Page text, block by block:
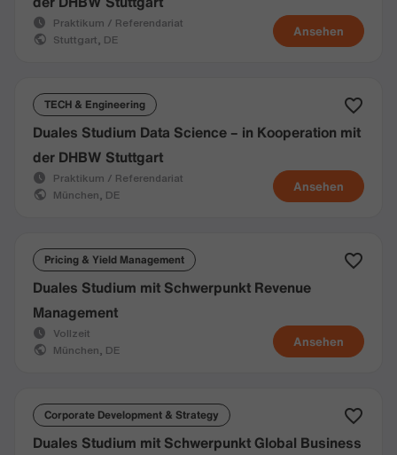
Ansehen
Praktikum / Referendariat
Stuttgart, DE
TECH & Engineering
Ansehen
Duales Studium Data Science – in Kooperation mit
der DHBW Stuttgart
Praktikum / Referendariat
München, DE
Pricing & Yield Management
Ansehen
Duales Studium mit Schwerpunkt Revenue
Management
Vollzeit
München, DE
Corporate Development & Strategy
Duales Studium mit Schwerpunkt Global Business